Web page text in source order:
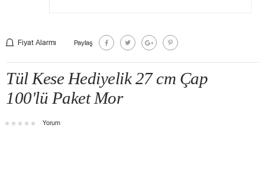
Fiyat Alarmı Paylaş
Tül Kese Hediyelik 27 cm Çap
100'lü Paket Mor
Yorum